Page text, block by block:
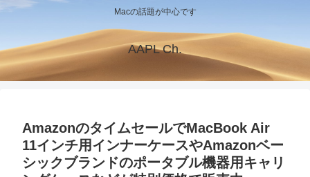
Macの話題が中心です
AAPL Ch.
AmazonのタイムセールでMacBook Air
11インチ用インナーケースやAmazonベー
シックブランドのポータブル機器用キャリ